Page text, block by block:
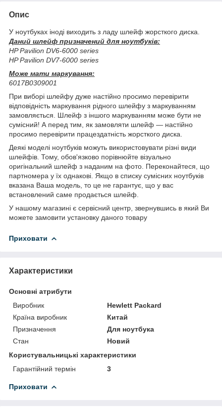
Опис
У ноутбуках іноді виходить з ладу шлейф жорсткого диска.
Даний шлейф призначений для ноутбуків:
HP Pavilion DV6-6000 series
HP Pavilion DV7-6000 series
Може мати маркування:
6017B0309001
При виборі шлейфу дуже настійно просимо перевірити
відповідність маркування рідного шлейфу з маркуванням
замовляється. Шлейф з іншого маркуванням може бути не
сумісний! А перед тим, як замовляти шлейф ― настійно
просимо перевірити працездатність жорсткого диска.
Деякі моделі ноутбуків можуть використовувати різні види
шлейфів. Тому, обов'язково порівнюйте візуально
оригінальний шлейф з наданим на фото. Переконайтеся, що
партномера у їх однакові. Якщо в списку сумісних ноутбуків
вказана Ваша модель, то це не гарантує, що у вас
встановлений саме продається шлейф.
У нашому магазині є сервісний центр, звернувшись в який Ви
можете замовити установку даного товару
Приховати
Характеристики
Основні атрибути
Виробник
Hewlett Packard
Країна виробник
Китай
Призначення
Для ноутбука
Стан
Новий
Користувальницькі характеристики
Гарантійний термін
3
Приховати